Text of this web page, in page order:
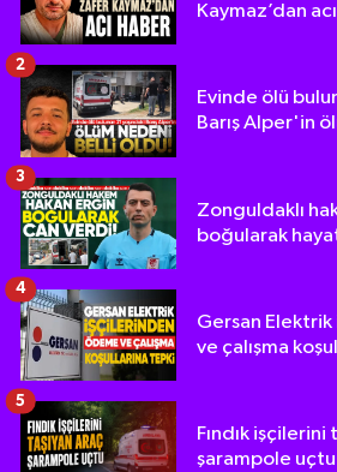
Kaymaz’dan
Evinde ölü
Barış Alper'in
2
Zonguldaklı
boğularak
3
Gersan
ve çalışma
4
Fındık işçilerini
şarampole uçtu
5